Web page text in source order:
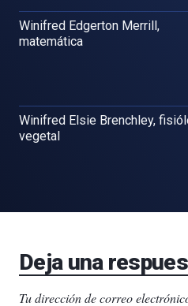
Winifred Edgerton Merrill,
matemática
Winifred Elsie Brenchley,
vegetal
Deja una
Tu dirección de correo